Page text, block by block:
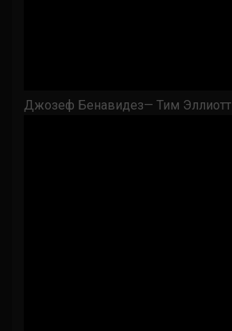
Джозеф Бенавидез— Тим Эллиотт